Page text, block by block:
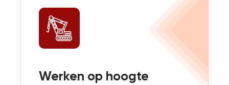
Werken op hoogte